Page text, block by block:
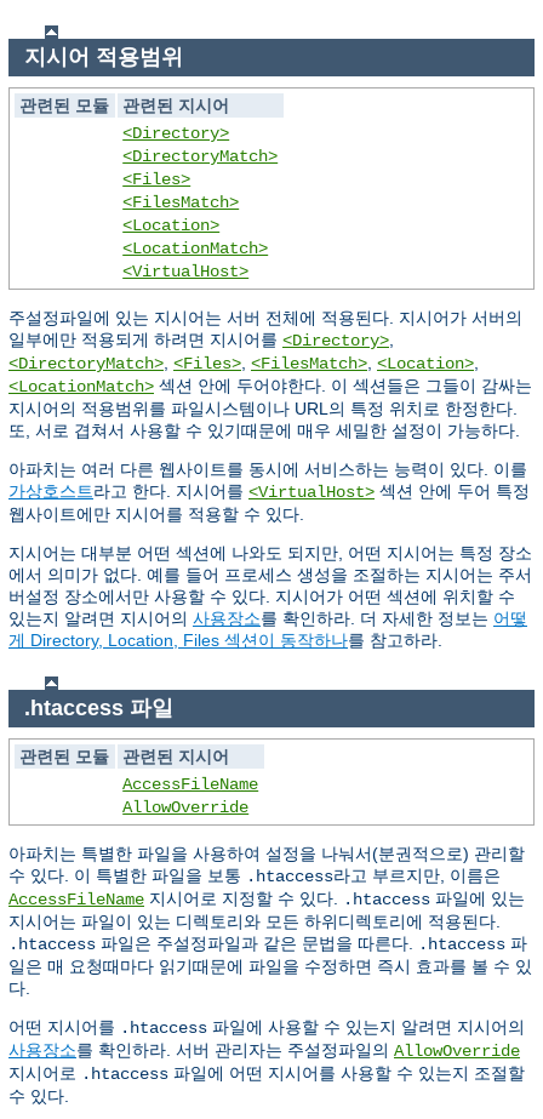
지시어 적용범위
관련된 모듈
관련된 지시어
<Directory>
<DirectoryMatch>
<Files>
<FilesMatch>
<Location>
<LocationMatch>
<VirtualHost>
주설정파일에 있는 지시어는 서버 전체에 적용된다. 지시어가 서버의
일부에만 적용되게 하려면 지시어를 <Directory>
<DirectoryMatch> <Files> <FilesMatch> <Location>
<LocationMatch> 섹션 안에 두어야한다. 이 섹션들은 그들이 감싸는
지시어의 적용범위를 파일시스템이나 URL의 특정 위치로 한정한다.
또, 서로 겹쳐서 사용할 수 있기때문에 매우 세밀한 설정이 가능하다.
아파치는 여러 다른 웹사이트를 동시에 서비스하는 능력이 있다. 이를
가상호스트라고 한다. 지시어를 <VirtualHost> 섹션 안에 두어 특정
웹사이트에만 지시어를 적용할 수 있다.
지시어는 대부분 어떤 섹션에 나와도 되지만, 어떤 지시어는 특정 장소
에서 의미가 없다. 예를 들어 프로세스 생성을 조절하는 지시어는 주서
버설정 장소에서만 사용할 수 있다. 지시어가 어떤 섹션에 위치할 수
있는지 알려면 지시어의 사용장소를 확인하라. 더 자세한 정보는 어떻
게 Directory, Location, Files 섹션이 동작하나를 참고하라.
.htaccess 파일
관련된 모듈
관련된 지시어
AccessFileName
AllowOverride
아파치는 특별한 파일을 사용하여 설정을 나눠서(분권적으로) 관리할
수 있다. 이 특별한 파일을 보통 .htaccess라고 부르지만, 이름은
AccessFileName 지시어로 지정할 수 있다. .htaccess 파일에 있는
지시어는 파일이 있는 디렉토리와 모든 하위디렉토리에 적용된다.
.htaccess 파일은 주설정파일과 같은 문법을 따른다. .htaccess 파
일은 매 요청때마다 읽기때문에 파일을 수정하면 즉시 효과를 볼 수 있
다.
어떤 지시어를 .htaccess 파일에 사용할 수 있는지 알려면 지시어의
사용장소를 확인하라. 서버 관리자는 주설정파일의 AllowOverride
지시어로 .htaccess 파일에 어떤 지시어를 사용할 수 있는지 조절할
수 있다.